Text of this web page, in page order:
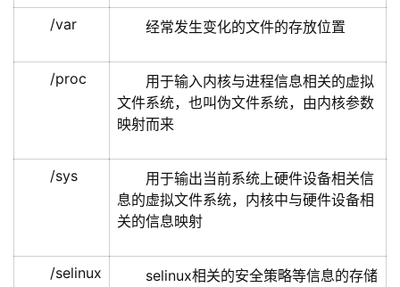
/var 经常发生变化的文件的存放位置
/proc
用于输入内核与进程信息相关的虚拟
文件系统，也叫伪文件系统，由内核参数
映射而来
/sys
用于输出当前系统上硬件设备相关信
息的虚拟文件系统，内核中与硬件设备相
关的信息映射
/selinux
selinux相关的安全策略等信息的存储